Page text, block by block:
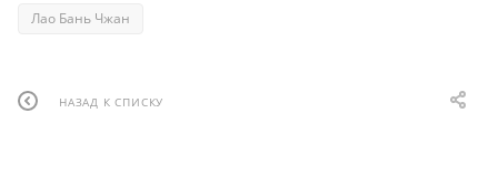
Лао Бань Чжан
НАЗАД К СПИСКУ